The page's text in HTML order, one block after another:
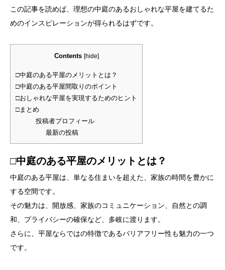
この記事を読めば、理想の中庭のあるおしゃれな平屋を建てるた
めのインスピレーションが得られるはずです。
Contents [hide]
□中庭のある平屋のメリットとは？
□中庭のある平屋間取りのポイント
□おしゃれな平屋を実現するためのヒント
□まとめ
投稿者プロフィール
最新の投稿
□中庭のある平屋のメリットとは？
中庭のある平屋は、単なる住まいを超えた、家族の時間を豊かに
する空間です。
その魅力は、開放感、家族のコミュニケーション、自然との調
和、プライバシーの確保など、多岐に渡ります。
さらに、平屋ならではの特徴であるバリアフリー性も魅力の一つ
です。